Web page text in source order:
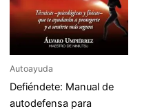
Autoayuda
Defiéndete: Manual de
autodefensa para